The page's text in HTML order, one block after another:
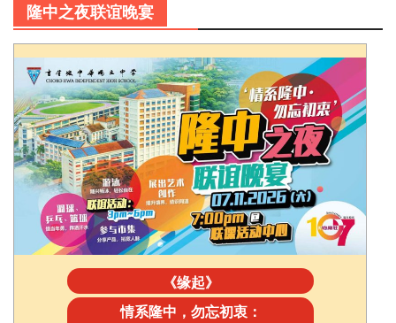
隆中之夜联谊晚宴
《缘起》
情系隆中，勿忘初衷：